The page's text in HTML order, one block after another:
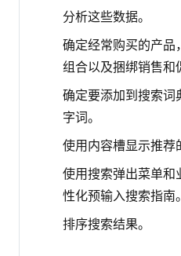
分析这些数据。
确定经常购买的产品
组合以及捆绑销售和
确定要添加到搜索词
字词。
使用内容槽显示推荐
使用搜索弹出菜单和
性化预输入搜索指南。
排序搜索结果。